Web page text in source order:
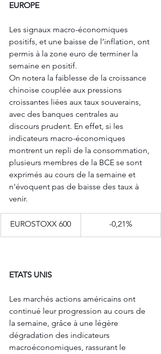
EUROPE
Les signaux macro-économiques
positifs, et une baisse de l’inflation, ont
permis à la zone euro de terminer la
semaine en positif.
On notera la faiblesse de la croissance
chinoise couplée aux pressions
croissantes liées aux taux souverains,
avec des banques centrales au
discours prudent. En effet, si les
indicateurs macro-économiques
montrent un repli de la consommation,
plusieurs membres de la BCE se sont
exprimés au cours de la semaine et
n'évoquent pas de baisse des taux à
venir.
EUROSTOXX 600 -0,21%
ETATS UNIS
Les marchés actions américains ont
continué leur progression au cours de
la semaine, grâce à une légère
dégradation des indicateurs
macroéconomiques, rassurant le